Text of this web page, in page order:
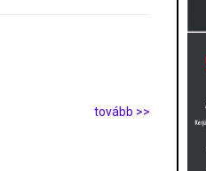
tovább >>